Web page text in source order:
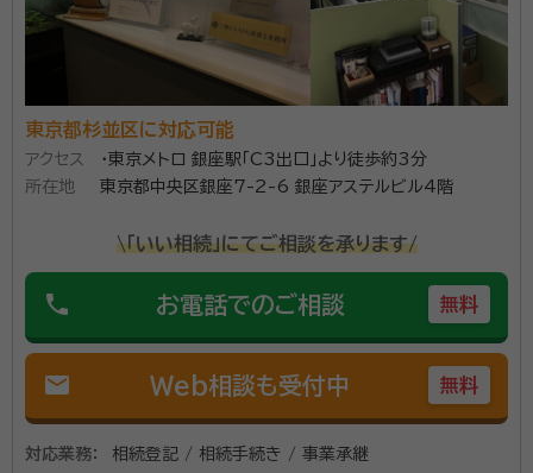
途中経過の連絡もしてくれて、安心して任せられる書士さんです。
私は法律事務所・司法書士事務所での勤務ののち、2018年に独
言葉でした。 持病のため全く身動きできない状態で、不動産の
売却を含めた相続手続きを最後までできるか、とても不安に思
われていたご様子でした。 そこで「不動産の売却など、すべてが
ない手続きをすべて受け負いました。 お客様からは何度もお手
紙をいただき、 「千津子先生の『最後まで手続きするから大丈
夫』という言葉でとても安心しました。私のような人をたくさん
ます。 親身に相談に乗ることをモットーとしておりますので、相
東京都行政書士会
東京都杉並区に対応可能
アクセス
・東京メトロ 銀座駅「C3出口」より徒歩約3分
所在地
東京都中央区銀座7-2-6 銀座アステルビル4階
\「いい相続」にてご相談を承ります/
phone お電話でのご相談 無料
mail Web相談も受付中 無料
対応業務： 相続登記 / 相続手続き / 事業承継